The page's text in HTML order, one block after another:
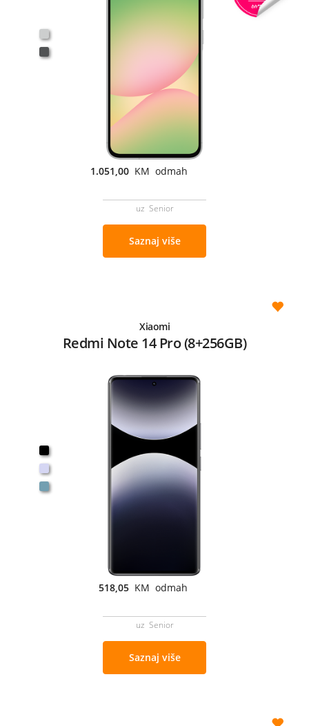
1.051,00 KM odmah
uz Senior
Saznaj više
Xiaomi
Redmi Note 14 Pro (8+256GB)
518,05 KM odmah
uz Senior
Saznaj više